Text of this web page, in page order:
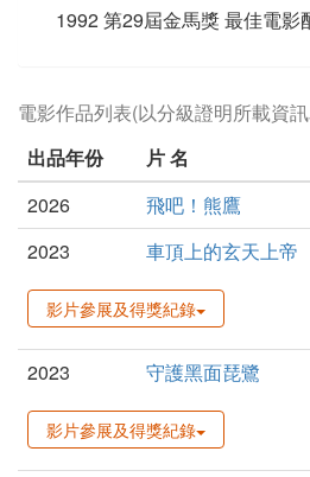
1992 第29屆金馬獎 最佳電影
電影作品列表(以分級證明所載資訊
出品年份
片 名
2026
飛吧！熊鷹
2023
車頂上的玄天上帝
影片參展及得獎紀錄
2023 守護黑面琵鷺
影片參展及得獎紀錄